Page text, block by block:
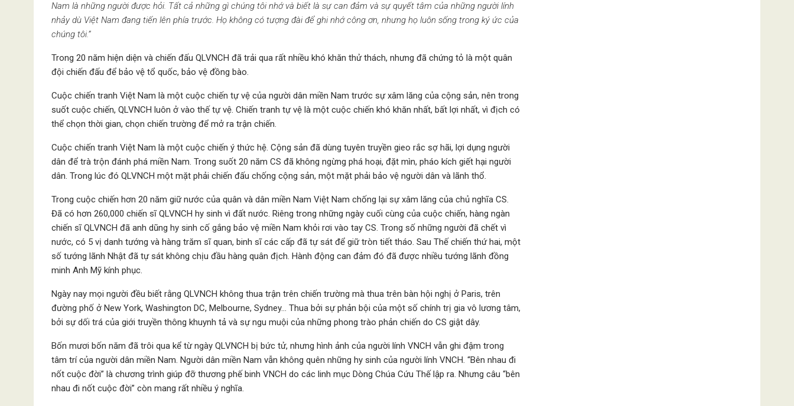
Nam là những người được hỏi. Tất cả những gì chúng tôi nhớ và biết là sự can đảm và sự quyết tâm của những người lính
nhảy dù Việt Nam đang tiến lên phía trước. Họ không có tượng đài để ghi nhớ công ơn, nhưng họ luôn sống trong ký ức của
chúng tôi.”
Trong 20 năm hiện diện và chiến đấu QLVNCH đã trải qua rất nhiều khó khăn thử thách, nhưng đã chứng tỏ là một quân
đội chiến đấu để bảo vệ tổ quốc, bảo vệ đồng bào.
Cuộc chiến tranh Việt Nam là một cuộc chiến tự vệ của người dân miền Nam trước sự xâm lăng của cộng sản, nên trong
suốt cuộc chiến, QLVNCH luôn ở vào thế tự vệ. Chiến tranh tự vệ là một cuộc chiến khó khăn nhất, bất lợi nhất, vì địch có
thể chọn thời gian, chọn chiến trường để mở ra trận chiến.
Cuộc chiến tranh Việt Nam là một cuộc chiến ý thức hệ. Cộng sản đã dùng tuyên truyền gieo rắc sợ hãi, lợi dụng người
dân để trà trộn đánh phá miền Nam. Trong suốt 20 năm CS đã không ngừng phá hoại, đặt mìn, pháo kích giết hại người
dân. Trong lúc đó QLVNCH một mặt phải chiến đấu chống cộng sản, một mặt phải bảo vệ người dân và lãnh thổ.
Trong cuộc chiến hơn 20 năm giữ nước của quân và dân miền Nam Việt Nam chống lại sự xâm lăng của chủ nghĩa CS.
Đã có hơn 260,000 chiến sĩ QLVNCH hy sinh vì đất nước. Riêng trong những ngày cuối cùng của cuộc chiến, hàng ngàn
chiến sĩ QLVNCH đã anh dũng hy sinh cố gắng bảo vệ miền Nam khỏi rơi vào tay CS. Trong số những người đã chết vì
nước, có 5 vị danh tướng và hàng trăm sĩ quan, binh sĩ các cấp đã tự sát để giữ tròn tiết tháo. Sau Thế chiến thứ hai, một
số tướng lãnh Nhật đã tự sát không chịu đầu hàng quân địch. Hành động can đảm đó đã được nhiều tướng lãnh đồng
minh Anh Mỹ kính phục.
Ngày nay mọi người đều biết rằng QLVNCH không thua trận trên chiến trường mà thua trên bàn hội nghị ở Paris, trên
đường phố ở New York, Washington DC, Melbourne, Sydney… Thua bởi sự phản bội của một số chính trị gia vô lương tâm,
bởi sự dối trá của giới truyền thông khuynh tả và sự ngu muội của những phong trào phản chiến do CS giật dây.
Bốn mươi bốn năm đã trôi qua kể từ ngày QLVNCH bị bức tử, nhưng hình ảnh của người lính VNCH vẫn ghi đậm trong
tâm trí của người dân miền Nam. Người dân miền Nam vẫn không quên những hy sinh của người lính VNCH. “Bên nhau đi
nốt cuộc đời” là chương trình giúp đỡ thương phế binh VNCH do các linh mục Dòng Chúa Cứu Thế lập ra. Nhưng câu “bên
nhau đi nốt cuộc đời” còn mang rất nhiều ý nghĩa.